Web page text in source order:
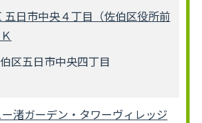
五日市中央４丁目（佐伯区役所前
区五日市中央四丁目
渚ガーデン・タワーヴィレッジ